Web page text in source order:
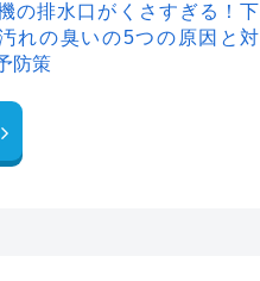
の排水口がくさすぎる！下
れの臭いの5つの原因と対
防策